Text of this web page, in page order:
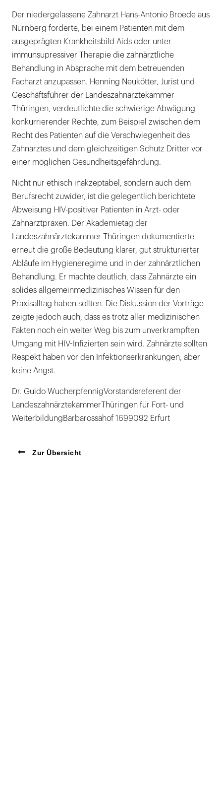
Der niedergelassene Zahnarzt Hans-Antonio Broede aus
Nürnberg forderte, bei einem Patienten mit dem
ausgeprägten Krankheitsbild Aids oder unter
immunsupressiver Therapie die zahnärztliche
Behandlung in Absprache mit dem betreuenden
Facharzt anzupassen. Henning Neukötter, Jurist und
Geschäftsführer der Landeszahnärztekammer
Thüringen, verdeutlichte die schwierige Abwägung
konkurrierender Rechte, zum Beispiel zwischen dem
Recht des Patienten auf die Verschwiegenheit des
Zahnarztes und dem gleichzeitigen Schutz Dritter vor
einer möglichen Gesundheitsgefährdung.
Nicht nur ethisch inakzeptabel, sondern auch dem
Berufsrecht zuwider, ist die gelegentlich berichtete
Abweisung HIV-positiver Patienten in Arzt- oder
Zahnarztpraxen. Der Akademietag der
Landeszahnärztekammer Thüringen dokumentierte
erneut die große Bedeutung klarer, gut strukturierter
Abläufe im Hygieneregime und in der zahnärztlichen
Behandlung. Er machte deutlich, dass Zahnärzte ein
solides allgemeinmedizinisches Wissen für den
Praxisalltag haben sollten. Die Diskussion der Vorträge
zeigte jedoch auch, dass es trotz aller medizinischen
Fakten noch ein weiter Weg bis zum unverkrampften
Umgang mit HIV-Infizierten sein wird. Zahnärzte sollten
Respekt haben vor den Infektionserkrankungen, aber
keine Angst.
Dr. Guido WucherpfennigVorstandsreferent der
LandeszahnärztekammerThüringen für Fort- und
WeiterbildungBarbarossahof 1699092 Erfurt
Zur Übersicht